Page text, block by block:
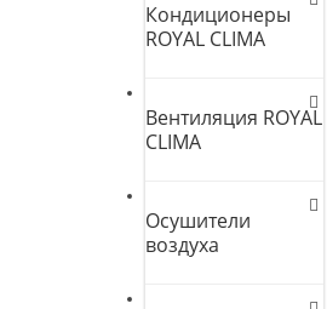
Кондиционеры
ROYAL CLIMA
Вентиляция ROYAL
CLIMA
Осушители
воздуха